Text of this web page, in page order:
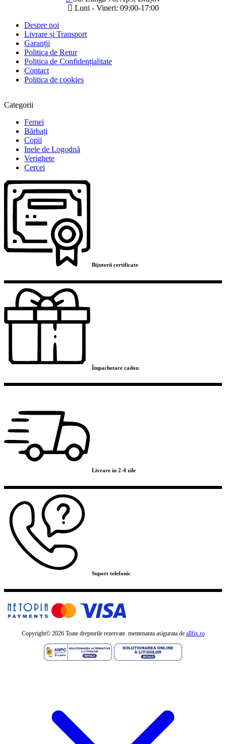
Luni - Vineri: 09:00-17:00
Despre noi
Livrare și Transport
Garanții
Politica de Retur
Politica de Confidențialitate
Contact
Politica de cookies
Categorii
Femei
Bărbați
Copii
Inele de Logodnă
Verighete
Cercei
Bijuterii certificate
Împachetare cadou
Livrare in 2-4 zile
Suport telefonic
Copyright© 2026 Toate drepturile rezervate. mentenanta asigurata de allfix.ro